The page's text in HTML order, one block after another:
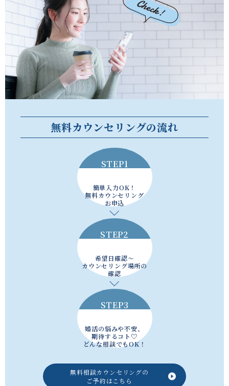
無料カウンセリングの流れ
STEP1
簡単入力OK！
無料カウンセリング
お申込
STEP2
希望日確認～
カウンセリング場所の
確認
STEP3
婚活の悩みや不安、
期待するコト♡
どんな相談でもOK！
無料相談カウンセリングの
ご予約はこちら